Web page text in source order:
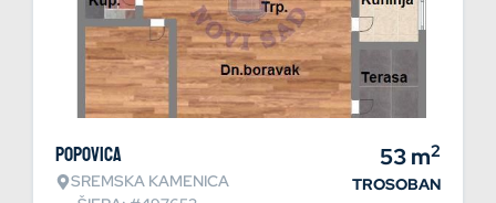
Popovica
SREMSKA KAMENICA
53m2
TROSOBAN